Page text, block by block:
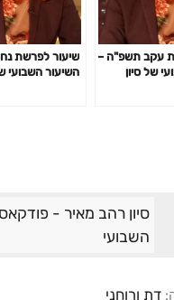
עקב תשפ"ה –
של סיון
שיעור לפרשת
השיעור השבועי
סיון רהב מאיר -
השבועי
דת ורוחני